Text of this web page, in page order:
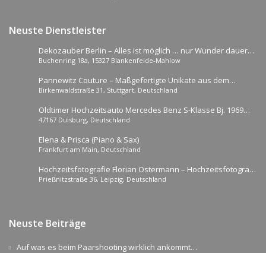
Neuste Dienstleister
Dekozauber Berlin – Alles ist möglich … nur Wunder dauern
etwas länger.
Buchenring 18a, 15327 Blankenfelde-Mahlow
Pannewitz Couture – Maßgefertigte Unikate aus dem
Herzen Stuttgarts
Birkenwaldstraße 31, Stuttgart, Deutschland
Oldtimer Hochzeitsauto Mercedes Benz S-Klasse Bj. 1969
“goldene Lady”
47167 Duisburg, Deutschland
Elena & Prisca (Piano & Sax)
Frankfurt am Main, Deutschland
Hochzeitsfotografie Florian Ostermann – Hochzeitsfotograf
in Leipzig , Umgebung, Sachsen, deutschlandweit
Prießnitzstraße 36, Leipzig, Deutschland
Neuste Beiträge
Auf was es beim Paarshooting wirklich ankommt…